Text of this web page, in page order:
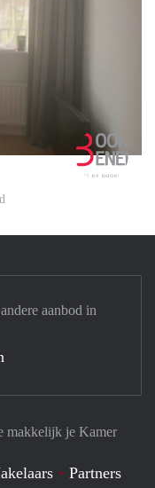
makkelijk je Kamer
Partners
aanbod in